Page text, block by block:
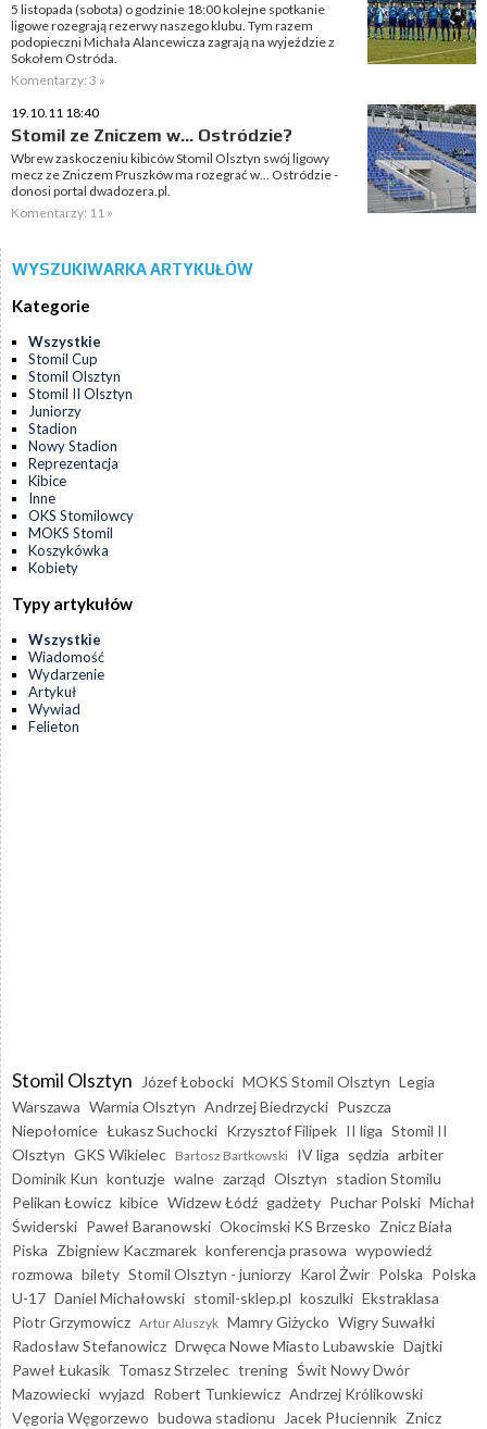
5 listopada (sobota) o godzinie 18:00 kolejne spotkanie
ligowe rozegrają rezerwy naszego klubu. Tym razem
podopieczni Michała Alancewicza zagrają na wyjeździe z
Sokołem Ostróda.
Komentarzy: 3 »
19.10.11 18:40
Stomil ze Zniczem w... Ostródzie?
Wbrew zaskoczeniu kibiców Stomil Olsztyn swój ligowy
mecz ze Zniczem Pruszków ma rozegrać w... Ostródzie -
donosi portal dwadozera.pl.
Komentarzy: 11 »
WYSZUKIWARKA ARTYKUŁÓW
Kategorie
Wszystkie
Stomil Cup
Stomil Olsztyn
Stomil II Olsztyn
Juniorzy
Stadion
Nowy Stadion
Reprezentacja
Kibice
Inne
OKS Stomilowcy
MOKS Stomil
Koszykówka
Kobiety
Typy artykułów
Wszystkie
Wiadomość
Wydarzenie
Artykuł
Wywiad
Felieton
Stomil Olsztyn Józef Łobocki MOKS Stomil Olsztyn Legia
Warszawa Warmia Olsztyn Andrzej Biedrzycki Puszcza
Niepołomice Łukasz Suchocki Krzysztof Filipek II liga Stomil II
Olsztyn GKS Wikielec Bartosz Bartkowski IV liga sędzia arbiter
Dominik Kun kontuzje walne zarząd Olsztyn stadion Stomilu
Pelikan Łowicz kibice Widzew Łódź gadżety Puchar Polski Michał
Świderski Paweł Baranowski Okocimski KS Brzesko Znicz Biała
Piska Zbigniew Kaczmarek konferencja prasowa wypowiedź
rozmowa bilety Stomil Olsztyn - juniorzy Karol Żwir Polska Polska
U-17 Daniel Michałowski stomil-sklep.pl koszulki Ekstraklasa
Piotr Grzymowicz Artur Aluszyk Mamry Giżycko Wigry Suwałki
Radosław Stefanowicz Drwęca Nowe Miasto Lubawskie Dajtki
Paweł Łukasik Tomasz Strzelec trening Świt Nowy Dwór
Mazowiecki wyjazd Robert Tunkiewicz Andrzej Królikowski
Vęgoria Węgorzewo budowa stadionu Jacek Płuciennik Znicz